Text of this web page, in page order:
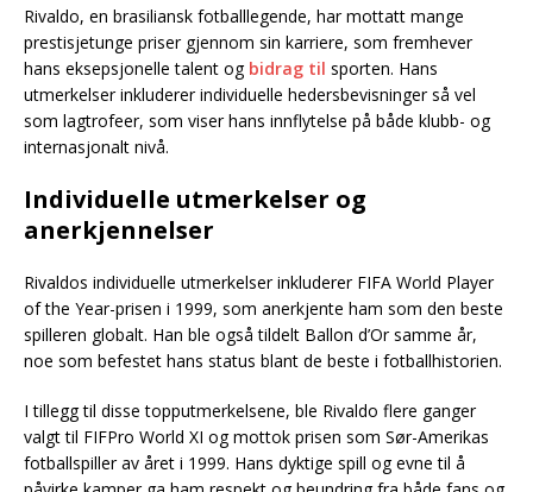
Rivaldo, en brasiliansk fotballlegende, har mottatt mange
prestisjetunge priser gjennom sin karriere, som fremhever
hans eksepsjonelle talent og bidrag til sporten. Hans
utmerkelser inkluderer individuelle hedersbevisninger så vel
som lagtrofeer, som viser hans innflytelse på både klubb- og
internasjonalt nivå.
Individuelle utmerkelser og
anerkjennelser
Rivaldos individuelle utmerkelser inkluderer FIFA World Player
of the Year-prisen i 1999, som anerkjente ham som den beste
spilleren globalt. Han ble også tildelt Ballon d’Or samme år,
noe som befestet hans status blant de beste i fotballhistorien.
I tillegg til disse topputmerkelsene, ble Rivaldo flere ganger
valgt til FIFPro World XI og mottok prisen som Sør-Amerikas
fotballspiller av året i 1999. Hans dyktige spill og evne til å